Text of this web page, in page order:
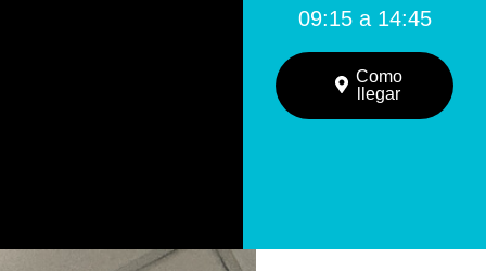
09:15 a 14:45
Como
llegar